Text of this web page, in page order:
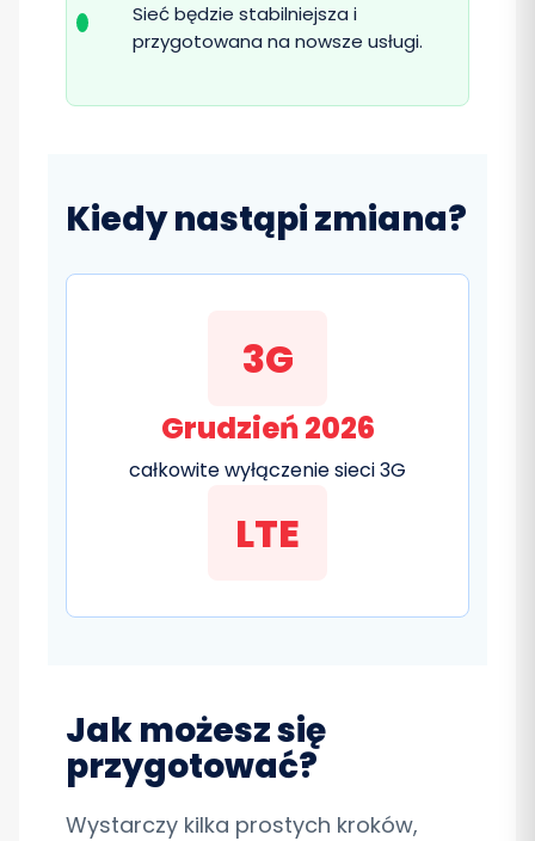
Sieć będzie stabilniejsza i
przygotowana na nowsze usługi.
Kiedy nastąpi zmiana?
3G
Grudzień 2026
całkowite wyłączenie sieci 3G
LTE
Jak możesz się
przygotować?
Wystarczy kilka prostych kroków,